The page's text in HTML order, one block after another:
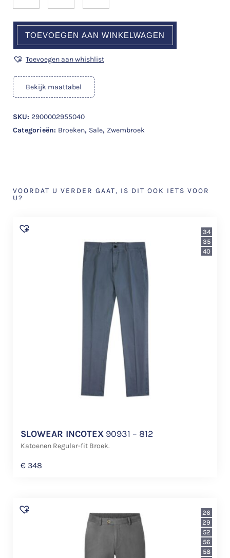
TOEVOEGEN AAN WINKELWAGEN
Toevoegen aan whishlist
Bekijk maattabel
SKU: 2900002955040
Categorieën: Broeken, Sale, Zwembroek
VOORDAT U VERDER GAAT, IS DIT OOK IETS VOOR
U?
SLOWEAR INCOTEX 90931 – 812
Katoenen Regular-fit Broek.
€ 348
34
35
40
26
29
52
56
58